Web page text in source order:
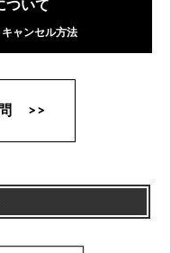
ついて
ャンセル方法
問 >>